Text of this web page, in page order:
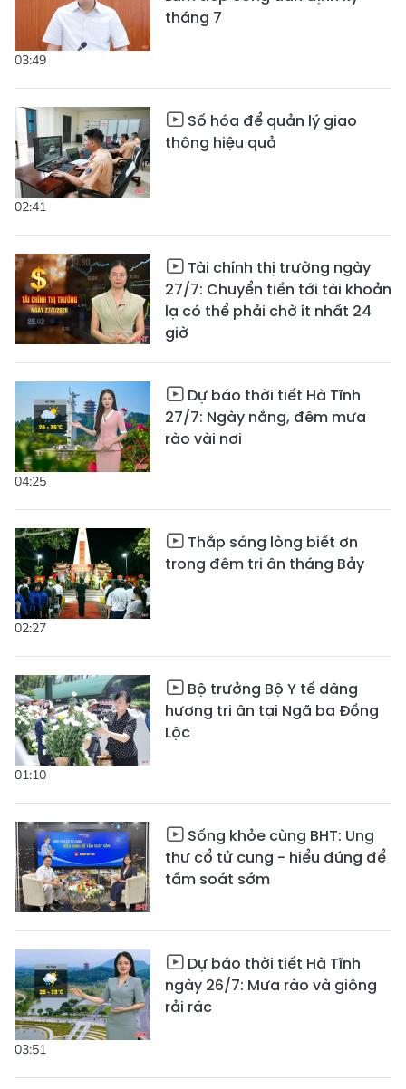
03:49
tháng 7
02:41
Số hóa để quản lý giao
thông hiệu quả
Tài chính thị trường ngày
27/7: Chuyển tiền tới tài khoản
lạ có thể phải chờ ít nhất 24
giờ
04:25
Dự báo thời tiết Hà Tĩnh
27/7: Ngày nắng, đêm mưa
rào vài nơi
02:27
Thắp sáng lòng biết ơn
trong đêm tri ân tháng Bảy
01:10
Bộ trưởng Bộ Y tế dâng
hương tri ân tại Ngã ba Đồng
Lộc
Sống khỏe cùng BHT: Ung
thư cổ tử cung - hiểu đúng để
tầm soát sớm
03:51
Dự báo thời tiết Hà Tĩnh
ngày 26/7: Mưa rào và giông
rải rác